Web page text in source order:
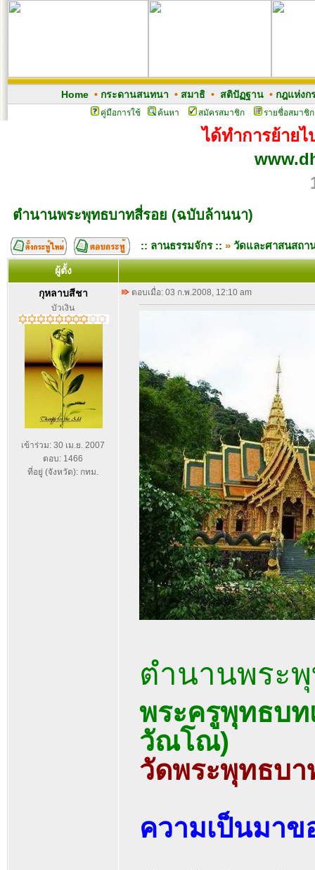
Home •กระดานสนทนา • สมาธิ • สติปัฏฐาน •กฎแห่งก
คู่มือการใช้ ค้นหา สมัครสมาชิก รายชื่อสมาชิก
ได้ทำการย้าย
ตำนานพระพุทธบาทสี่รอย (ฉบับล้านนา)
:: ลานธรรมจักร :: » วัดและศาสนสถา
ผู้ตั้ง
กุหลาบสีชา
บัวเงิน
เข้าร่วม: 30 เม.ย. 2007
ตอบ: 1466
ที่อยู่ (จังหวัด): กทม.
ตอบเมื่อ: 03 ก.พ.2008, 12:10 am
ตำนานพระ
พระครูพุทธบท
วัณโณ)
วัดพระพุทธบา
ความเป็นมาข